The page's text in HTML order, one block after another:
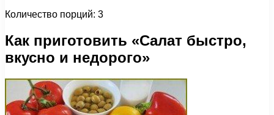
Количество порций: 3
Как приготовить «Салат быстро,
вкусно и недорого»